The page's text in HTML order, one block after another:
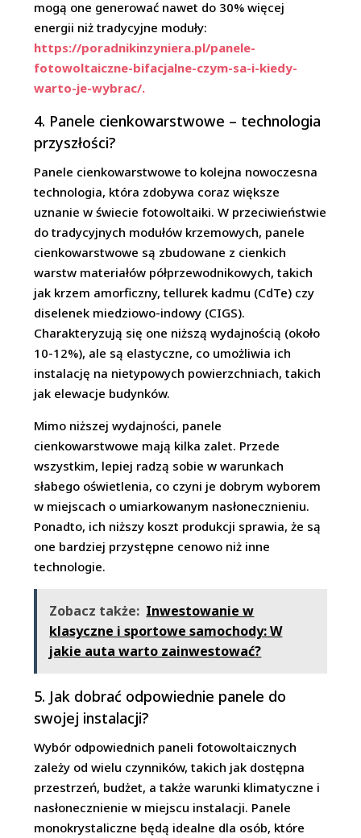
mogą one generować nawet do 30% więcej
energii niż tradycyjne moduły:
https://poradnikinzyniera.pl/panele-
fotowoltaiczne-bifacjalne-czym-sa-i-kiedy-
warto-je-wybrac/.
4. Panele cienkowarstwowe – technologia
przyszłości?
Panele cienkowarstwowe to kolejna nowoczesna
technologia, która zdobywa coraz większe
uznanie w świecie fotowoltaiki. W przeciwieństwie
do tradycyjnych modułów krzemowych, panele
cienkowarstwowe są zbudowane z cienkich
warstw materiałów półprzewodnikowych, takich
jak krzem amorficzny, tellurek kadmu (CdTe) czy
diselenek miedziowo-indowy (CIGS).
Charakteryzują się one niższą wydajnością (około
10-12%), ale są elastyczne, co umożliwia ich
instalację na nietypowych powierzchniach, takich
jak elewacje budynków.
Mimo niższej wydajności, panele
cienkowarstwowe mają kilka zalet. Przede
wszystkim, lepiej radzą sobie w warunkach
słabego oświetlenia, co czyni je dobrym wyborem
w miejscach o umiarkowanym nasłonecznieniu.
Ponadto, ich niższy koszt produkcji sprawia, że są
one bardziej przystępne cenowo niż inne
technologie.
Zobacz także: Inwestowanie w
klasyczne i sportowe samochody: W
jakie auta warto zainwestować?
5. Jak dobrać odpowiednie panele do
swojej instalacji?
Wybór odpowiednich paneli fotowoltaicznych
zależy od wielu czynników, takich jak dostępna
przestrzeń, budżet, a także warunki klimatyczne i
nasłonecznienie w miejscu instalacji. Panele
monokrystaliczne będą idealne dla osób, które